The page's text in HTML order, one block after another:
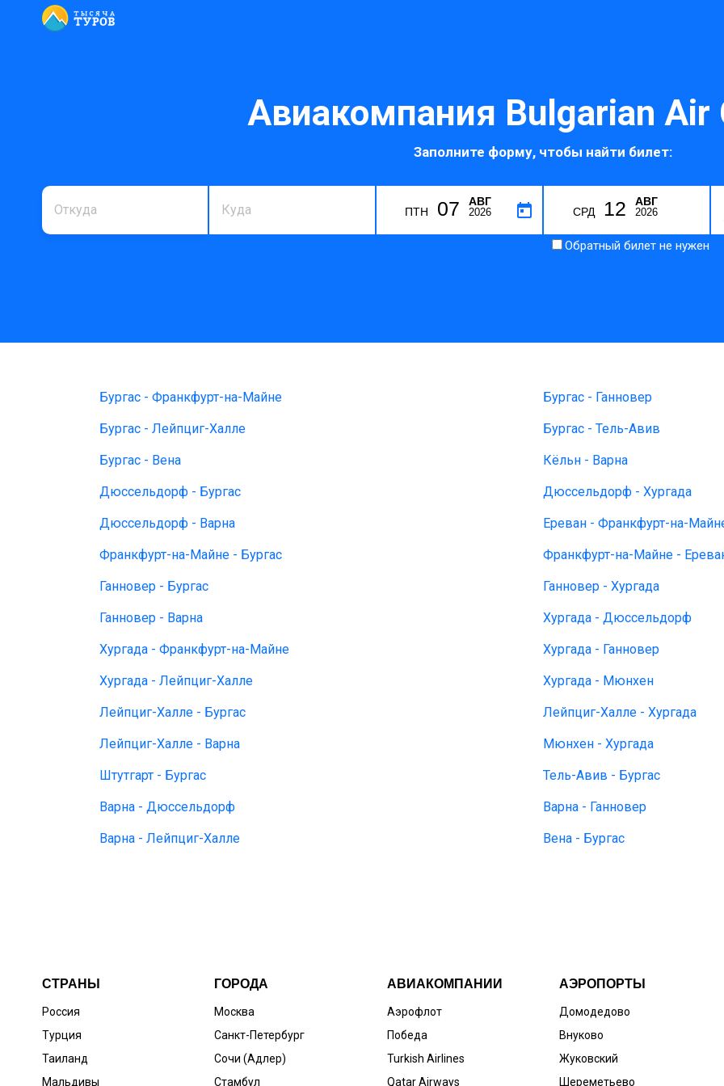
Авиакомпания Bulgarian Air
Заполните форму, чтобы найти билет:
ПТН 07 АВГ
2026 СРД 12 АВГ
2026
Обратный билет не нужен
Бургас - Франкфурт-на-Майне Бургас - Ганновер
Бургас - Лейпциг-Халле Бургас - Тель-Авив
Бургас - Вена Кёльн - Варна
Дюссельдорф - Бургас Дюссельдорф - Хургада
Дюссельдорф - Варна Ереван - Франкфурт-на-
Франкфурт-на-Майне - Бургас Франкфурт-на-Майне -
Ганновер - Бургас Ганновер - Хургада
Ганновер - Варна Хургада - Дюссельдорф
Хургада - Франкфурт-на-Майне Хургада - Ганновер
Хургада - Лейпциг-Халле Хургада - Мюнхен
Лейпциг-Халле - Бургас Лейпциг-Халле - Хургада
Лейпциг-Халле - Варна Мюнхен - Хургада
Штутгарт - Бургас Тель-Авив - Бургас
Варна - Дюссельдорф Варна - Ганновер
Варна - Лейпциг-Халле Вена - Бургас
СТРАНЫ
Россия
Турция
Таиланд
Мальдивы
ГОРОДА
Москва
Санкт-Петербург
Сочи (Адлер)
Стамбул
АВИАКОМПАНИИ
Аэрофлот
Победа
Turkish Airlines
Qatar Airways
АЭРОПОРТЫ
Домодедово
Внуково
Жуковский
Шереметьево